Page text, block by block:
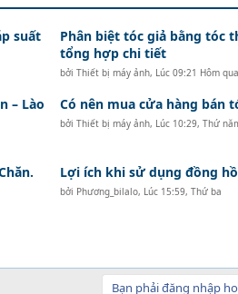
suất
Phân biệt tóc giả bằng tóc
tổng hợp chi tiết
bởi Thiết bị máy ảnh, Lúc 09:21 Hôm qua
– Lào
Có nên mua cửa hàng bán
bởi Thiết bị máy ảnh, Lúc 10:29, Thứ
Lợi ích khi sử dụng đồng
bởi Phương_bilalo, Lúc 15:59, Thứ ba
Bạn phải đăng nhập